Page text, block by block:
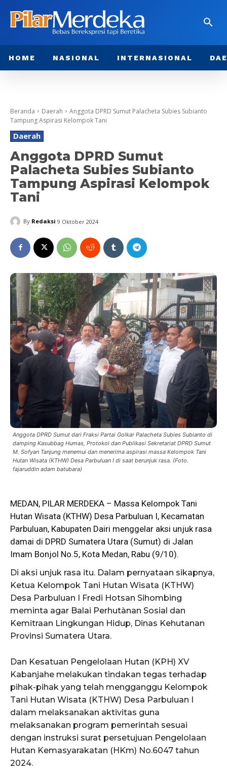
HOME NASIONAL INTERNASIONAL
Beranda Daerah
Anggota DPRD Sumut Palacheta Subies Subianto
Tampung Aspirasi Kelompok Tani
Daerah
Anggota DPRD Sumut
Palacheta Subies Subianto
Tampung Aspirasi Kelompok
Tani
By Redaksi 9 Oktober 2024
Anggota DPRD Sumut dari Fraksi Partai Golkar Palacheta Subies Subianto di
damping Kasubbag Humas, Protokol dan Publikasi Sekretariat DPRD Sumut
M. Sofyan Tanjung menemui dan menerima aspirasi massa Kelompok Tani
Hutan Wisata (KTHW) Desa Parbuluan I di saat berunjuk rasa. (Foto.
fajaruddin adam batubara)
MEDAN, PILAR MERDEKA – Massa Kelompok Tani
Hutan Wisata (KTHW) Desa Parbuluan I, Kecamatan
Parbuluan, Kabupaten Dairi menggelar aksi unjuk rasa
damai di DPRD Sumatera Utara (Sumut) di Jalan
Imam Bonjol No.5, Kota Medan, Rabu (9/10).
Di aksi unjuk rasa itu. Dalam pernyataan sikapnya,
Ketua Kelompok Tani Hutan Wisata (KTHW)
Desa Parbuluan I Fredi Hotsan Sihombing
meminta agar Balai Perhutànan Sosial dan
Kemitraan Lingkungan Hidup, Dinas Kehutanan
Provinsi Sumatera Utara.
Dan Kesatuan Pengelolaan Hutan (KPH) XV
Kabanjahe melakukan tindakan tegas terhadap
pihak-pihak yang telah mengganggu Kelompok
Tani Hutan Wisata (KTHW) Desa Parbuluan I
dalam melaksanakan aktivitas guna
melaksanakan program pemerintah sesuai
dengan instruksi surat persetujuan Pengelolaan
Hutan Kemasyarakatan (HKm) No.6047 tahun
2024.